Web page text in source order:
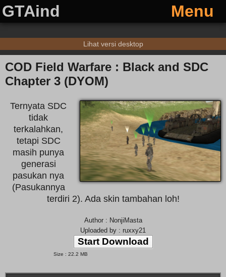
GTAind Menu
Lihat versi desktop
COD Field Warfare : Black and SDC
Chapter 3 (DYOM)
Ternyata SDC
tidak
terkalahkan,
tetapi SDC
masih punya
generasi
pasukan nya
(Pasukannya
terdiri 2). Ada skin tambahan loh!
Author : NonjiMasta
Uploaded by : ruxxy21
Start Download
Size : 22.2 MB